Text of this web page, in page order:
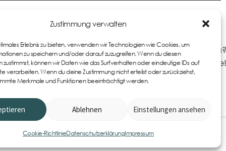
Zustimmung verwalten
Erlebnis zu bieten, verwenden wir Technologien wie Cookies, um
zu speichern und/oder darauf zuzugreifen. Wenn du diesen
zustimmst, können wir Daten wie das Surfverhalten oder eindeutige IDs auf
verarbeiten. Wenn du deine Zustimmung nicht erteilst oder zurückziehst,
Merkmale und Funktionen beeinträchtigt werden.
Ablehnen Einstellungen ansehen
Cookie-RichtlinieDatenschutzerklärungImpressum
Du hast Fragen zu den Produkten oder zur Bestellung?
Kontaktiere uns gerne!